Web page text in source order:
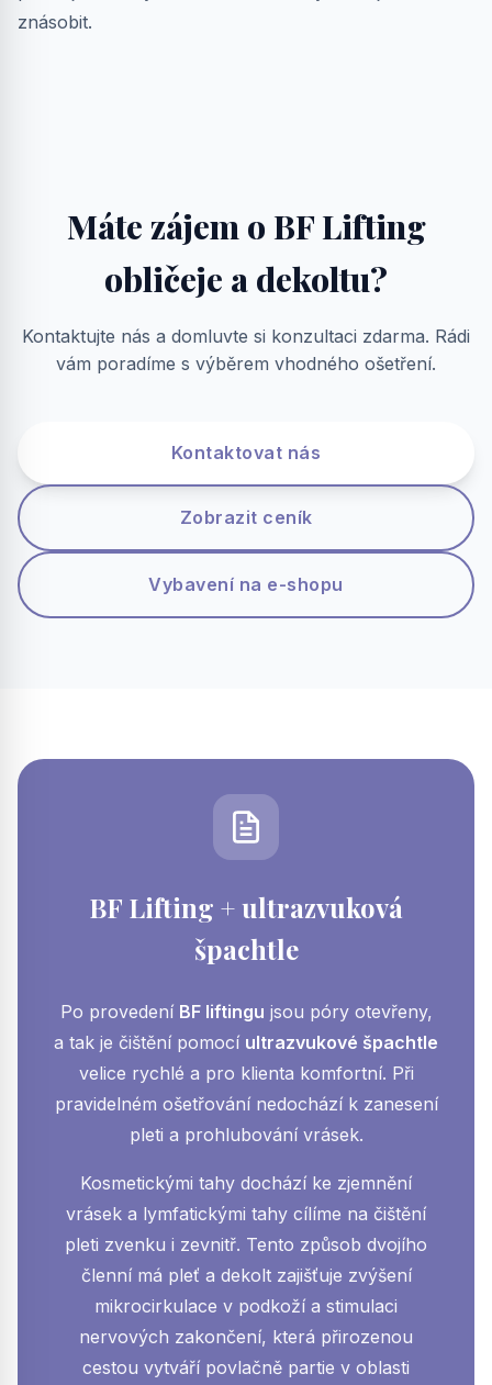
znásobit.
Máte zájem o BF Lifting
obličeje a dekoltu?
Kontaktujte nás a domluvte si konzultaci zdarma. Rádi
vám poradíme s výběrem vhodného ošetření.
Kontaktovat nás
Zobrazit ceník
Vybavení na e-shopu
BF Lifting + ultrazvuková
špachtle
Po provedení BF liftingu jsou póry otevřeny,
a tak je čištění pomocí ultrazvukové špachtle
velice rychlé a pro klienta komfortní. Při
pravidelném ošetřování nedochází k zanesení
pleti a prohlubování vrásek.
Kosmetickými tahy dochází ke zjemnění
vrásek a lymfatickými tahy cílíme na čištění
pleti zvenku i zevnitř. Tento způsob dvojího
členní má pleť a dekolt zajišťuje zvýšení
mikrocirkulace v podkoží a stimulaci
nervových zakončení, která přirozenou
cestou vytváří povlačně partie v oblasti